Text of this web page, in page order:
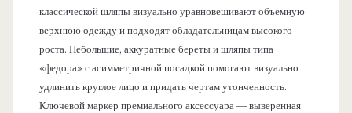
классической шляпы визуально уравновешивают объемную
верхнюю одежду и подходят обладательницам высокого
роста. Небольшие, аккуратные береты и шляпы типа
«федора» с асимметричной посадкой помогают визуально
удлинить круглое лицо и придать чертам утонченность.
Ключевой маркер премиального аксессуара — выверенная